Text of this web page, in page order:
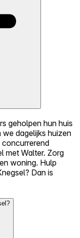
geholpen hun huis
dagelijks huizen
met Walter. Zorg
woning. Hulp
Dan is